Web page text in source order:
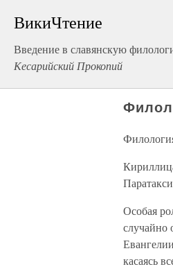
ВикиЧтение
Введение в славянскую
Кесарийский Прокопий
Особая
случайно
касаясь